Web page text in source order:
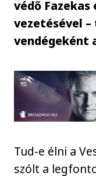
védő
vezetésével
vendégeként
Tud-e élni a
szólt a